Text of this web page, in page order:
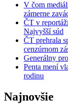
V čom
zámerne
ČT v
Najvyšší súd
ČT prehrala
cenzúrnom
Generálny
Penta mení
rodinu
Najnovšie